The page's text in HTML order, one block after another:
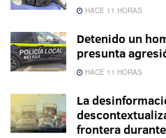
HACE 11 HORAS
Detenido un
presunta
HACE 11 HORAS
La
frontera